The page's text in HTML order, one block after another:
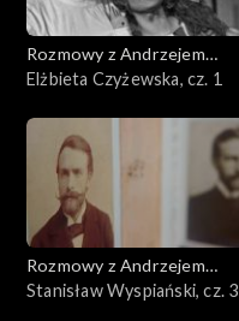
Rozmowy z Andrzejem
Doboszem
Elżbieta Czyżewska, cz. 1
Rozmowy z Andrzejem
Doboszem
Stanisław Wyspiański, cz. 3